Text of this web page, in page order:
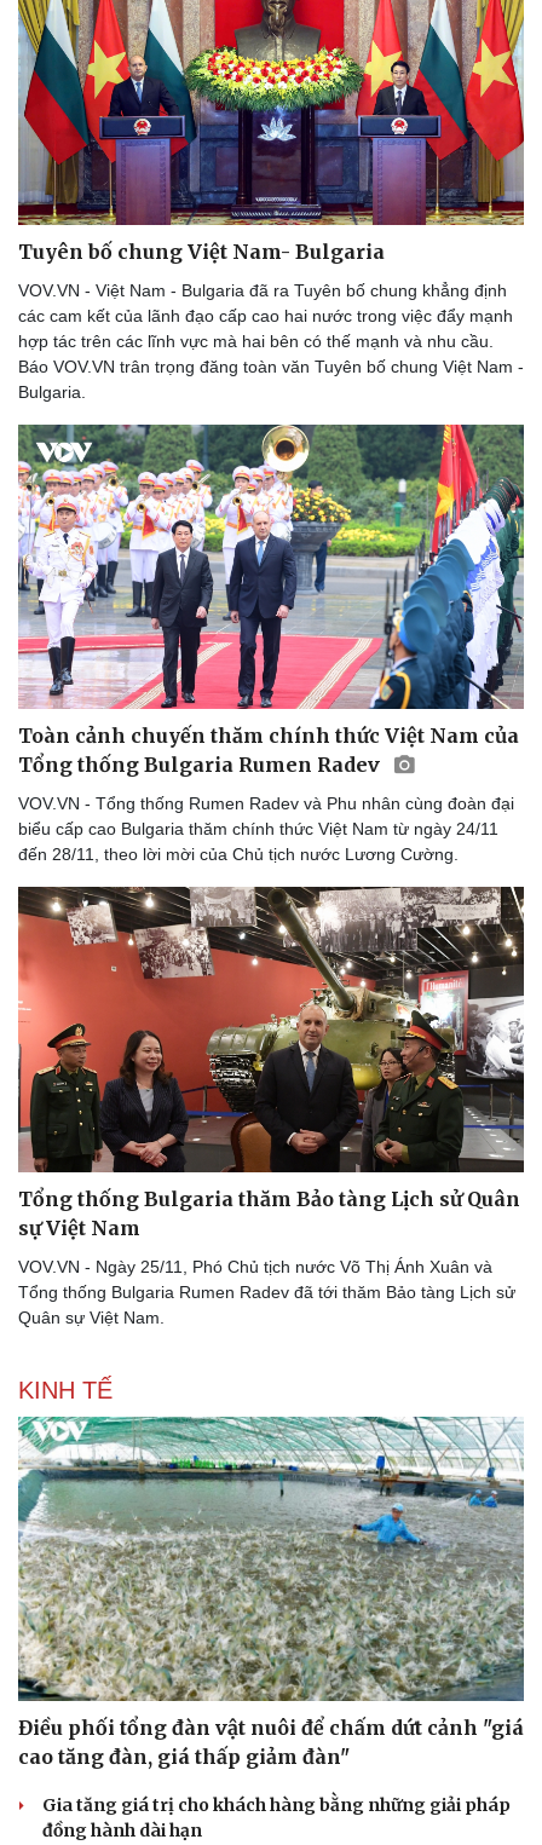
Pháp luật
Tin nóng
Tư vấn luật
Quân sự - Quốc phòng
Việt Nam
Phân tích
Thể thao
Tuyên bố chung Việt Nam- Bulgaria
VOV.VN - Việt Nam - Bulgaria đã ra Tuyên bố chung khẳng định
các cam kết của lãnh đạo cấp cao hai nước trong việc đẩy mạnh
hợp tác trên các lĩnh vực mà hai bên có thế mạnh và nhu cầu.
Báo VOV.VN trân trọng đăng toàn văn Tuyên bố chung Việt Nam -
Bulgaria.
Toàn cảnh chuyến thăm chính thức Việt Nam của
Tổng thống Bulgaria Rumen Radev
VOV.VN - Tổng thống Rumen Radev và Phu nhân cùng đoàn đại
biểu cấp cao Bulgaria thăm chính thức Việt Nam từ ngày 24/11
đến 28/11, theo lời mời của Chủ tịch nước Lương Cường.
Tổng thống Bulgaria thăm Bảo tàng Lịch sử Quân
sự Việt Nam
VOV.VN - Ngày 25/11, Phó Chủ tịch nước Võ Thị Ánh Xuân và
Tổng thống Bulgaria Rumen Radev đã tới thăm Bảo tàng Lịch sử
Quân sự Việt Nam.
KINH TẾ
Điều phối tổng đàn vật nuôi để chấm dứt cảnh "giá
cao tăng đàn, giá thấp giảm đàn"
Gia tăng giá trị cho khách hàng bằng những giải pháp
đồng hành dài hạn